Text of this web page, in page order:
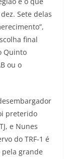
Sete delas
final
Quinto
ou o
preterido
e Nunes
do TRF-1 é
grande